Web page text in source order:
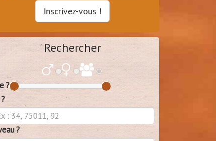
Inscrivez-vous !
Rechercher
?
?